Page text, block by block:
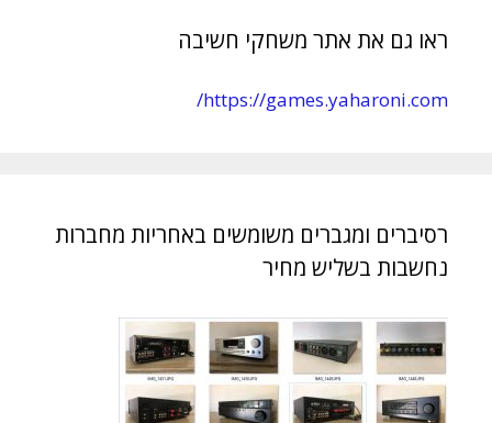
ראו גם את אתר משחקי חשיבה
https://games.yaharoni.com/
רסיברים ומגברים משומשים באחריות מחברות
נחשבות בשליש מחיר